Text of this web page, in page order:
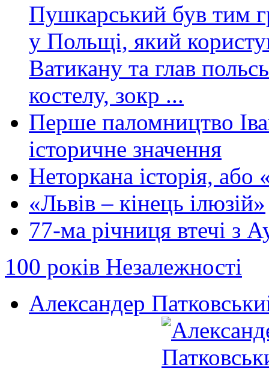
Пушкарський був тим
у Польщі, який
Ватикану та глав
костелу, зокр ...
Перше паломництво
історичне значення
Неторкана історія, або
«Львів – кінець ілюзій»
77-ма річниця втечі з
100 років Незалежності
Александер